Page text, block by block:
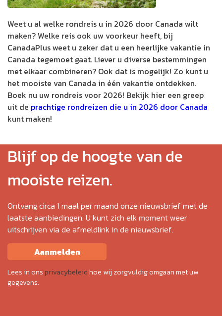
Weet u al welke rondreis u in 2026 door Canada wilt
maken? Welke reis ook uw voorkeur heeft, bij
CanadaPlus weet u zeker dat u een heerlijke vakantie in
Canada tegemoet gaat. Liever u diverse bestemmingen
met elkaar combineren? Ook dat is mogelijk! Zo kunt u
het mooiste van Canada in één vakantie ontdekken.
Boek nu uw rondreis voor 2026! Bekijk hier een greep
uit de prachtige rondreizen die u in 2026 door Canada
kunt maken!
Blijf op de hoogte van de
mooiste reizen.
Ontvang circa 1 maal per maand onze nieuwsbrief met de
laatste aanbiedingen. U kunt zich elk moment weer
uitschrijven via de afmeldlink in de nieuwsbrief.
Aanmelden
Lees in onsprivacybeleidhoe wij zorgvuldig omgaan met uw
gegevens.